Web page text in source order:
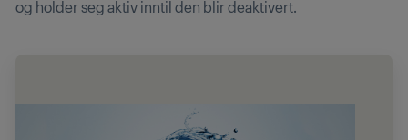
og holder seg aktiv inntil den blir deaktivert.